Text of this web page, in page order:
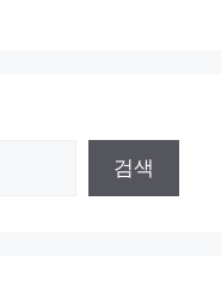
검색